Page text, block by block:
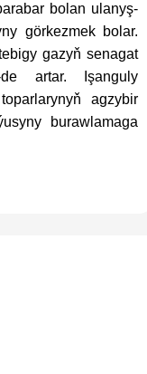
bolan ulanyş-
görkezmek bolar.
gazyň senagat
artar. Işanguly
agzybir
burawlamaga